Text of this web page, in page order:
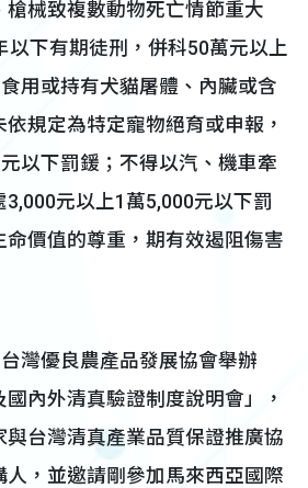
械致複數動物死亡情節重大
以下有期徒刑，併科50萬元以上
用或持有犬貓屠體、內臟或含
規定為特定寵物絕育或申報，
以下罰鍰；不得以汽、機車牽
元以上1萬5,000元以下罰
命價值的尊重，期有效遏阻傷害
灣優良農產品發展協會舉辦
國內外清真驗證制度說明會」，
台灣清真產業品質保證推廣協
，並邀請剛參加馬來西亞國際